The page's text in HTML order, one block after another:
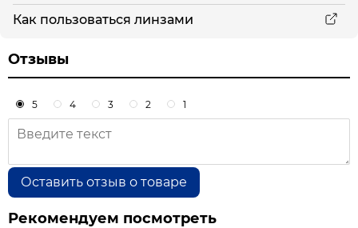
Как пользоваться линзами
Отзывы
5 4 3 2 1
Оставить отзыв о товаре
Рекомендуем посмотреть